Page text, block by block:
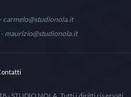
carmelo@studionola.it
- maurizio@studionola.it